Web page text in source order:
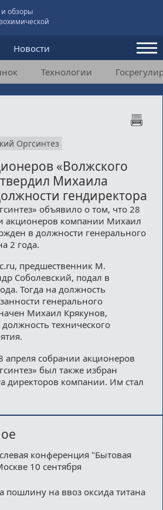
обзоры
Новости
и мнения
Конференции
Подписка
соглашение
Медиакит
Контакты
Технологии
Оргсинтез
«Волжского
Михаила
гендиректора
объявило о том, что 28
акционеров компании Михаил
в должности генерального
2 года.
предшественник М.
Соболевский, подал в
Тогда на должность
генерального
Михаил Крякунов,
технического
собрании акционеров
был также избран
директоров компании. Им стал
конференция "Бытовая
10 сентября
пошлину на ввоз оксида титана